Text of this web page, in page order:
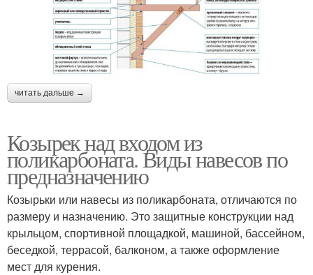
читать дальше →
Козырек над входом из
поликарбоната. Виды навесов по
предназначению
Козырьки или навесы из поликарбоната, отличаются по
размеру и назначению. Это защитные конструкции над
крыльцом, спортивной площадкой, машиной, бассейном,
беседкой, террасой, балконом, а также оформление
мест для курения.